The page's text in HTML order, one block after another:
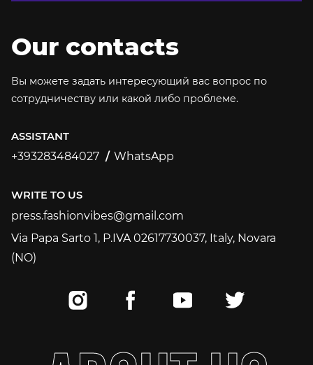
Our contacts
Вы можете задать интересующий вас вопрос по
сотрудничеству или какой либо проблеме.
ASSISTANT
+393283484027
WhatsApp
WRITE TO US
press.fashionvibes@gmail.com
press.fashionvibes@gmail.com
Via Papa Sarto 1, P.IVA 02617730037, Italy, Novara
(NO)